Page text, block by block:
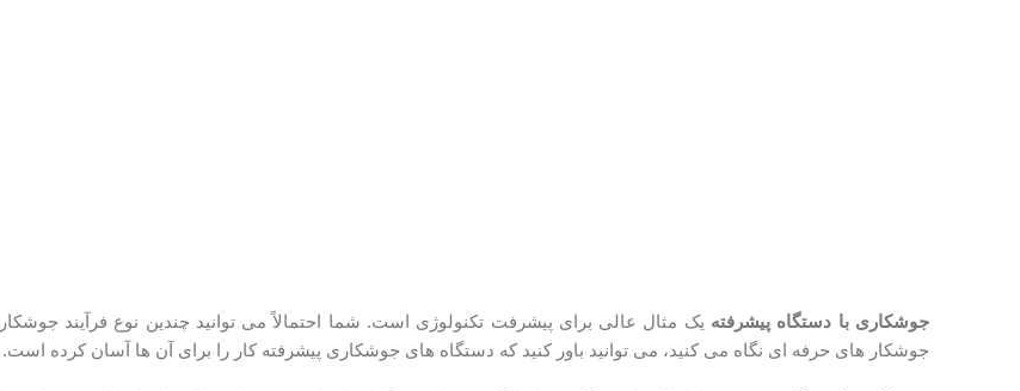
جوشکاری با دستگاه پیشرفته یک مثال عالی برای پیشرفت تکنولوژی است. شما احتمالاً می توانید چندین نوع فرآیند
جوشکار های حرفه ای نگاه می کنید، می توانید باور کنید که دستگاه های جوشکاری پیشرفته کار را برای آن ها آسان کرده است.